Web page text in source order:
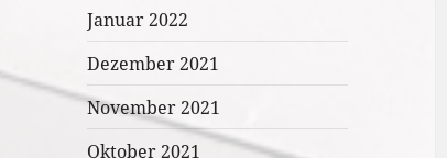
Januar 2022
Dezember 2021
November 2021
Oktober 2021